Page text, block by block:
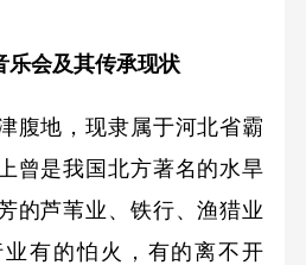
乐会及其传承现状
地，现隶属于河北省霸
曾是我国北方著名的水旱
的芦苇业、铁行、渔猎业
有的怕火，有的离不开